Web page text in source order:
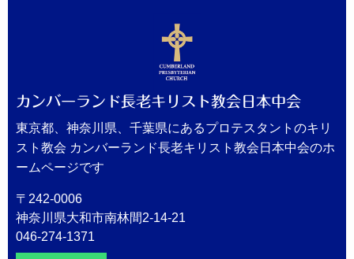
カンバーランド長老キリスト教会日本中会
東京都、神奈川県、千葉県にあるプロテスタントのキリ
スト教会 カンバーランド長老キリスト教会日本中会のホ
ームページです
〒242-0006
神奈川県大和市南林間2-14-21
046-274-1371